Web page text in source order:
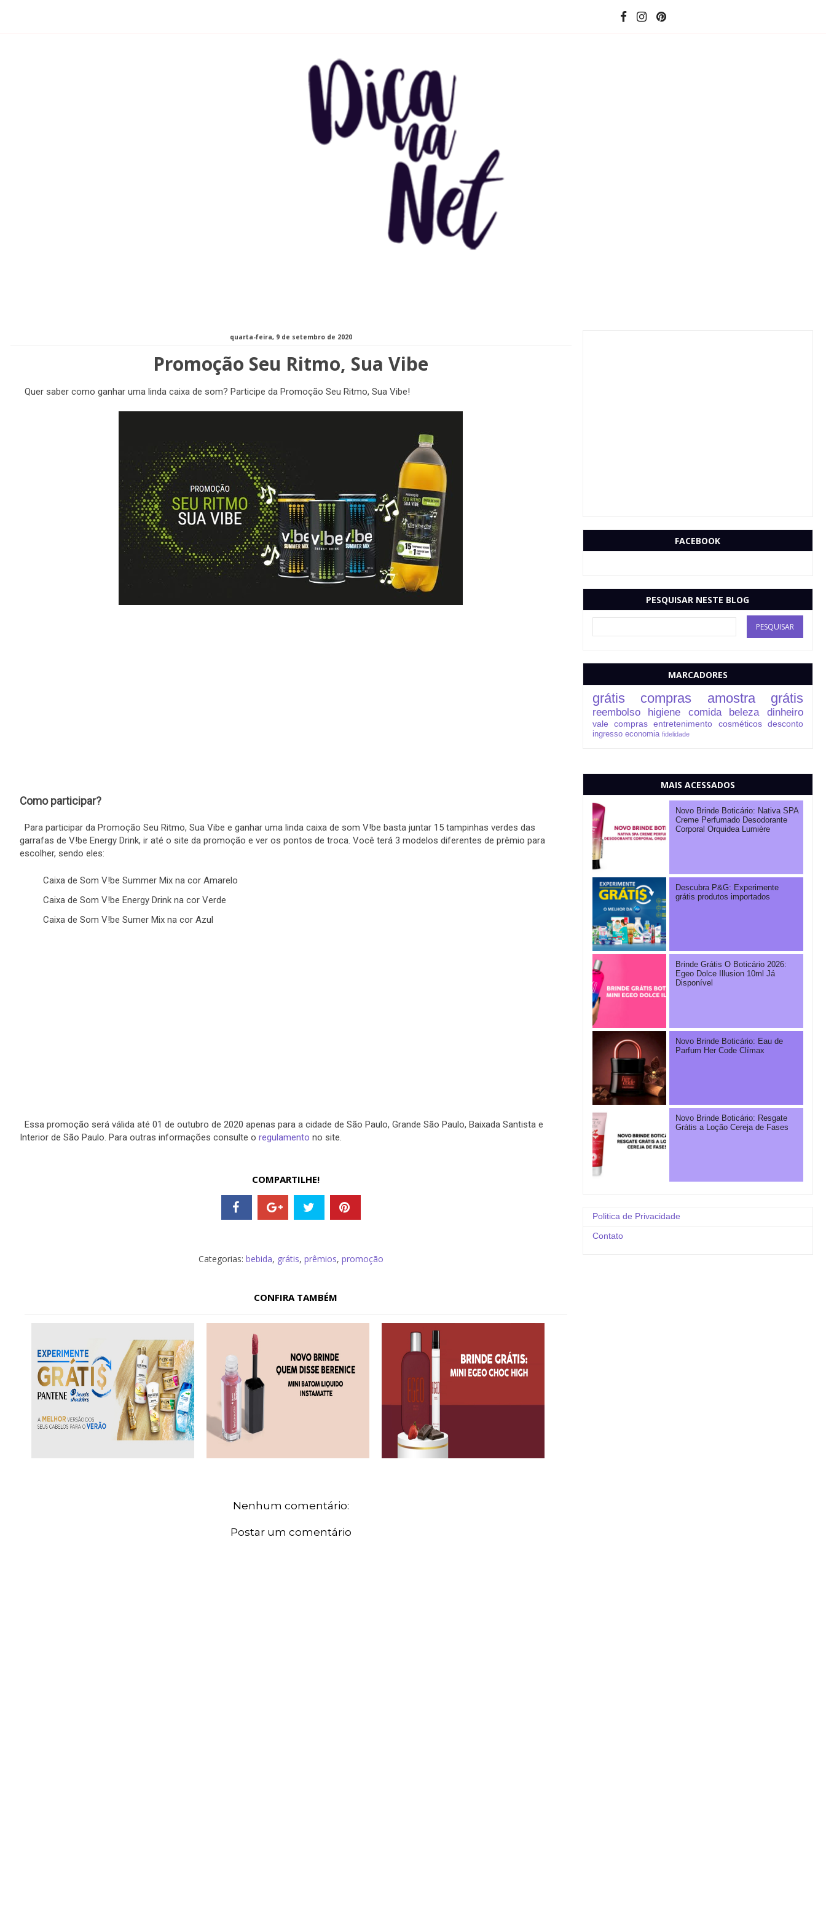
quarta-feira, 9 de setembro de 2020
Promoção Seu Ritmo, Sua Vibe
Quer saber como ganhar uma linda caixa de som? Participe da Promoção Seu Ritmo, Sua Vibe!
Como participar?
Para participar da Promoção Seu Ritmo, Sua Vibe e ganhar uma linda caixa de som V!be basta juntar 15 tampinhas verdes das
garrafas de V!be Energy Drink, ir até o site da promoção e ver os pontos de troca. Você terá 3 modelos diferentes de prêmio para
escolher, sendo eles:
Caixa de Som V!be Summer Mix na cor Amarelo
Caixa de Som V!be Energy Drink na cor Verde
Caixa de Som V!be Sumer Mix na cor Azul
Essa promoção será válida até 01 de outubro de 2020 apenas para a cidade de São Paulo, Grande São Paulo, Baixada Santista e
Interior de São Paulo. Para outras informações consulte o regulamento no site.
COMPARTILHE!
Categorias: bebida, grátis, prêmios, promoção
CONFIRA TAMBÉM
Nenhum comentário:
Postar um comentário
FACEBOOK
PESQUISAR NESTE BLOG
MARCADORES
grátis compras amostra grátis
reembolso higiene comida beleza dinheiro
vale compras entretenimento cosméticos desconto
ingresso economia fidelidade
MAIS ACESSADOS
Novo Brinde Boticário: Nativa SPA
Creme Perfumado Desodorante
Corporal Orquidea Lumière
Descubra P&G: Experimente
grátis produtos importados
Brinde Grátis O Boticário 2026:
Egeo Dolce Illusion 10ml Já
Disponível
Novo Brinde Boticário: Eau de
Parfum Her Code Clímax
Novo Brinde Boticário: Resgate
Grátis a Loção Cereja de Fases
Politica de Privacidade
Contato